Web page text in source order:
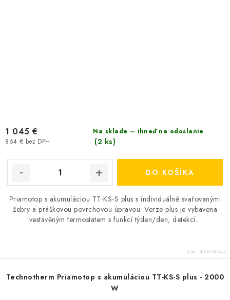
Na sklade – ihneď na odoslanie
(2 ks)
864 € bez DPH
1 045 €
DO KOŠÍKA
Priamotop s akumuláciou TT-KS-S plus s individuálně svařovanými
žebry a práškovou povrchovou úpravou. Verze plus je vybavena
vestavěným termostatem s funkcí týden/den, detekcí...
Kód: 450624945
Technotherm Priamotop s akumuláciou TT-KS-S plus - 2000
W